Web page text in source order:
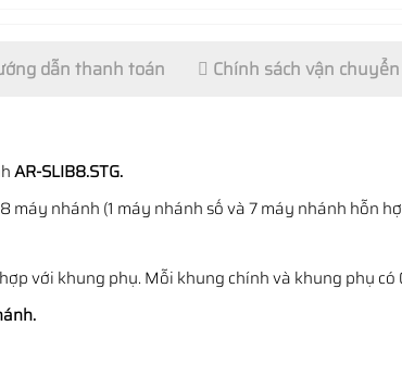
dẫn thanh toán Chính sách vận chuyển
AR-SLIB8.STG.
máy nhánh (1 máy nhánh số và 7 máy nhánh hỗn
với khung phụ. Mỗi khung chính và khung phụ